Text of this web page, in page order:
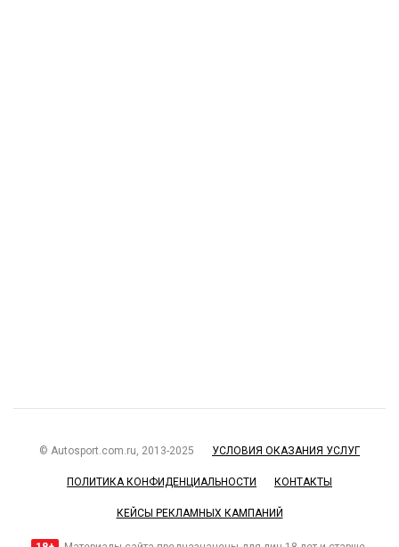
© Autosport.com.ru, 2013-2025 УСЛОВИЯ ОКАЗАНИЯ УСЛУГ
ПОЛИТИКА КОНФИДЕНЦИАЛЬНОСТИ КОНТАКТЫ
КЕЙСЫ РЕКЛАМНЫХ КАМПАНИЙ